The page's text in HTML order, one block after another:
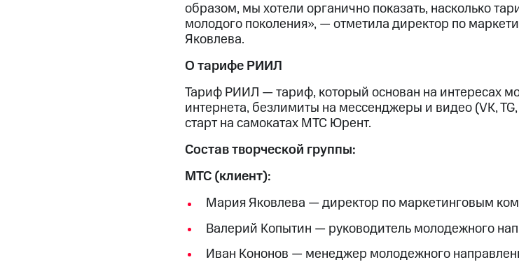
образом, мы хотели органично показать, насколько
молодого поколения», — отметила директор по
Яковлева.
О тарифе РИИЛ
Тариф РИИЛ — тариф, который основан на интересах
интернета, безлимиты на мессенджеры и видео (VK,
старт на самокатах МТС Юрент.
Состав творческой группы:
МТС (клиент):
Мария Яковлева — директор по маркетинговым
Валерий Копытин — руководитель молодежного
Иван Кононов — менеджер молодежного